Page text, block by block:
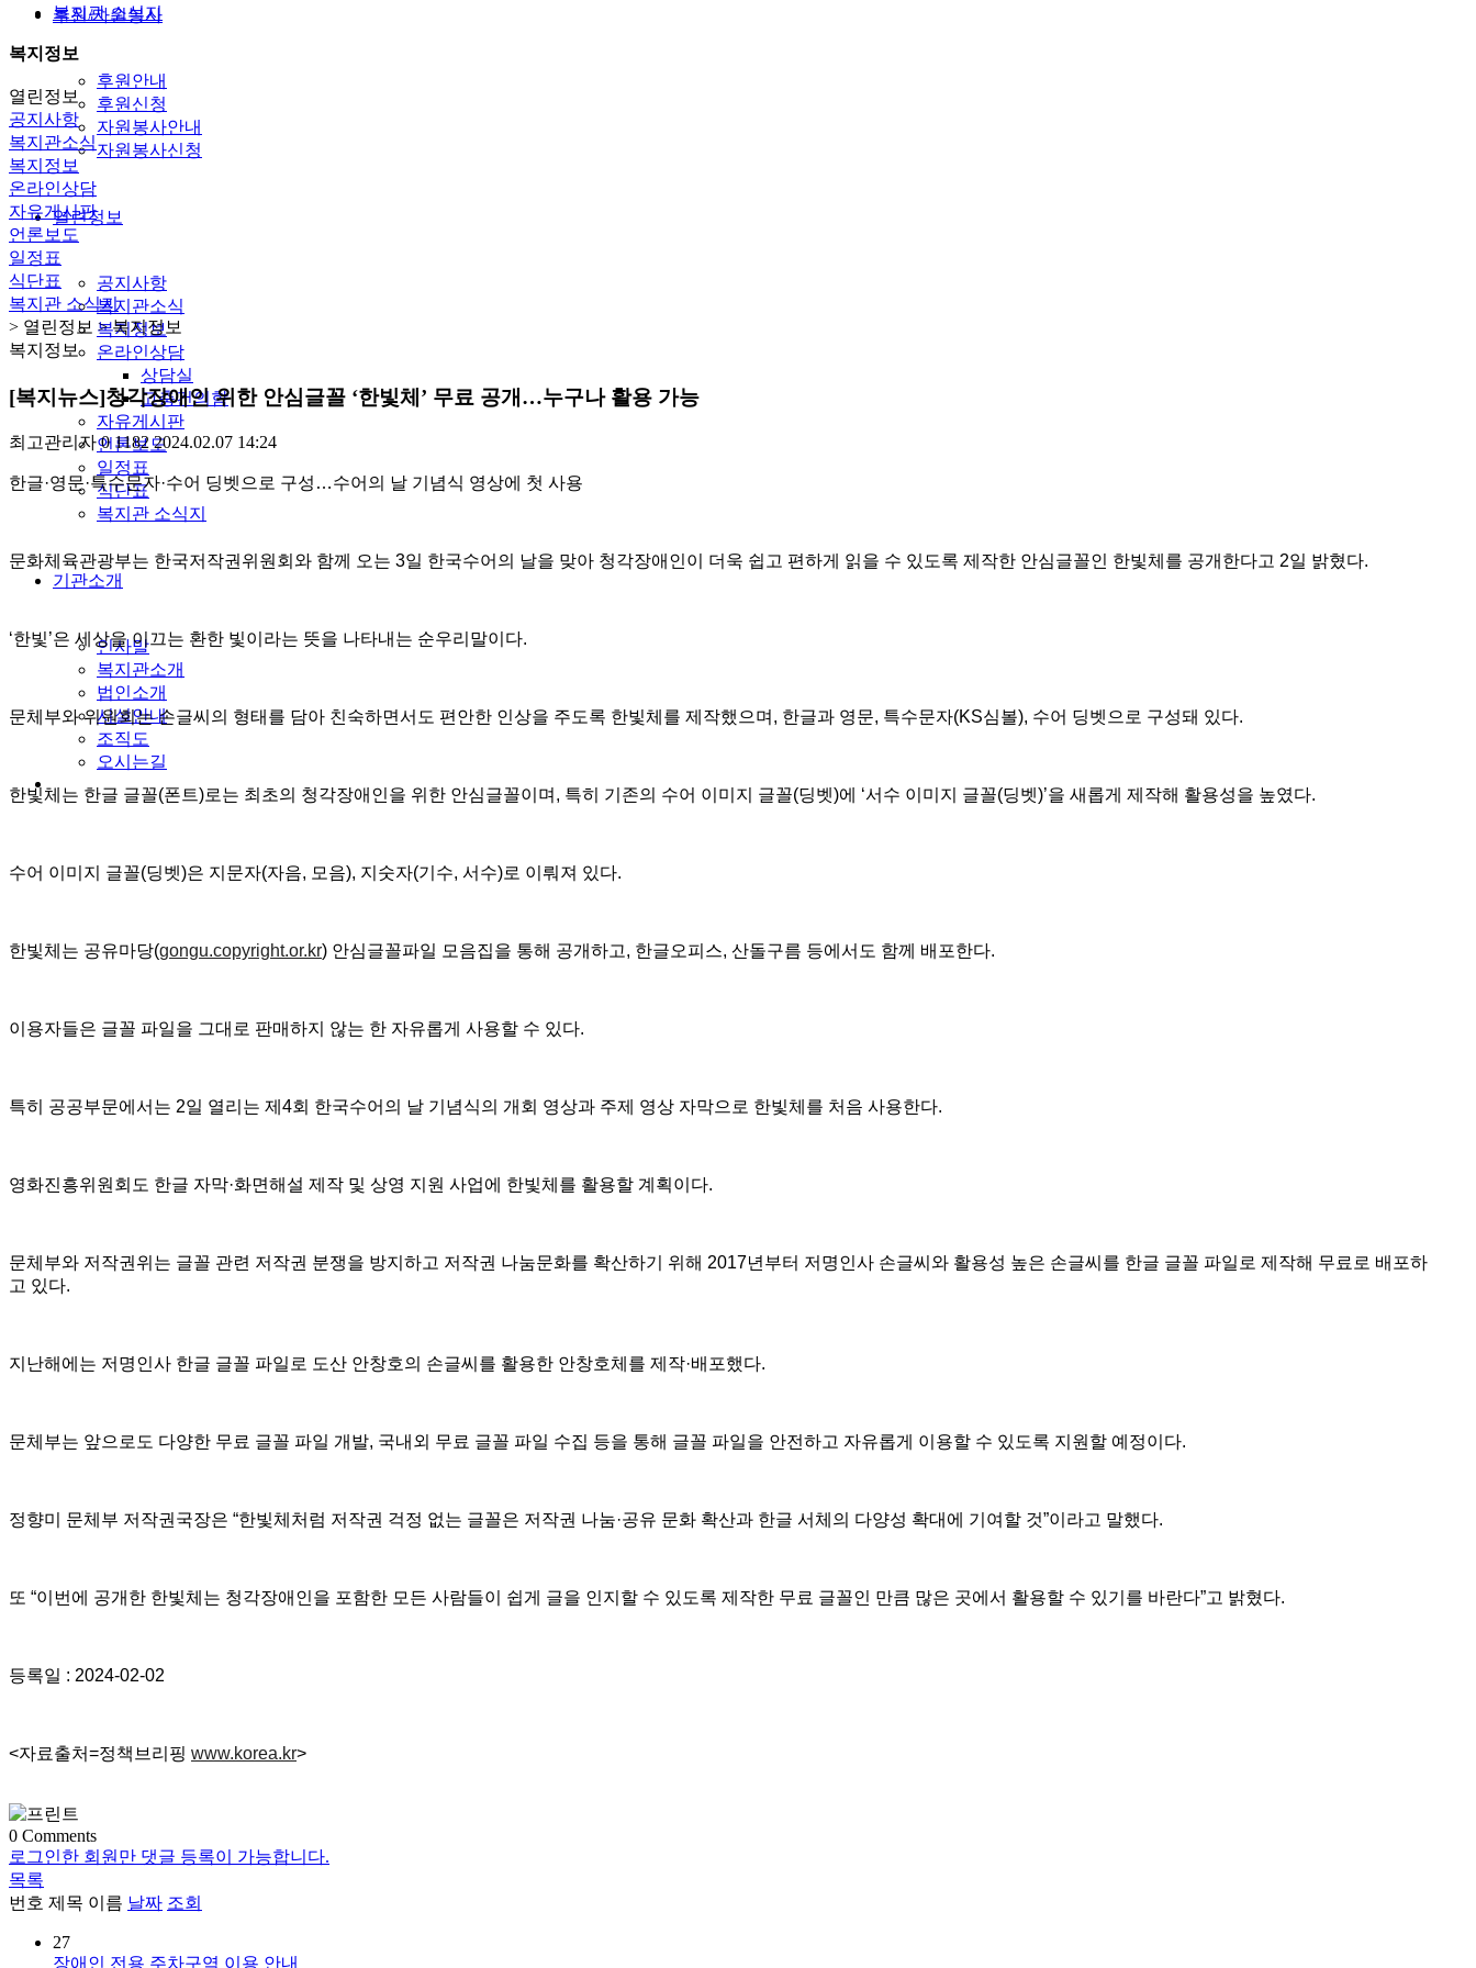
후원/자원봉사
후원안내
후원신청
자원봉사안내
자원봉사신청
열린정보
공지사항
복지관소식
복지정보
온라인상담
상담실
고충건의함
자유게시판
언론보도
일정표
식단표
복지관 소식지
기관소개
인사말
복지관소개
법인소개
시설안내
조직도
오시는길
복지관 소식지
복지정보
열린정보
공지사항
복지관소식
복지정보
온라인상담
자유게시판
언론보도
일정표
식단표
복지관 소식지
> 열린정보 > 복지정보
복지정보
[복지뉴스]청각장애인 위한 안심글꼴 ‘한빛체’ 무료 공개…누구나 활용 가능
최고관리자 011822024.02.07 14:24
한글·영문·특수문자·수어 딩벳으로 구성…수어의 날 기념식 영상에 첫 사용
문화체육관광부는 한국저작권위원회와 함께 오는 3일 한국수어의 날을 맞아 청각장애인이 더욱 쉽고 편하게 읽을 수 있도록 제작한 안심글꼴인 한빛체를 공개한다고 2일 밝혔다.
‘한빛’은 세상을 이끄는 환한 빛이라는 뜻을 나타내는 순우리말이다.
문체부와 위원회는 손글씨의 형태를 담아 친숙하면서도 편안한 인상을 주도록 한빛체를 제작했으며, 한글과 영문, 특수문자(KS심볼), 수어 딩벳으로 구성돼 있다.
한빛체는 한글 글꼴(폰트)로는 최초의 청각장애인을 위한 안심글꼴이며, 특히 기존의 수어 이미지 글꼴(딩벳)에 ‘서수 이미지 글꼴(딩벳)’을 새롭게 제작해 활용성을 높였다.
수어 이미지 글꼴(딩벳)은 지문자(자음, 모음), 지숫자(기수, 서수)로 이뤄져 있다.
한빛체는 공유마당(gongu.copyright.or.kr) 안심글꼴파일 모음집을 통해 공개하고, 한글오피스, 산돌구름 등에서도 함께 배포한다.
이용자들은 글꼴 파일을 그대로 판매하지 않는 한 자유롭게 사용할 수 있다.
특히 공공부문에서는 2일 열리는 제4회 한국수어의 날 기념식의 개회 영상과 주제 영상 자막으로 한빛체를 처음 사용한다.
영화진흥위원회도 한글 자막·화면해설 제작 및 상영 지원 사업에 한빛체를 활용할 계획이다.
문체부와 저작권위는 글꼴 관련 저작권 분쟁을 방지하고 저작권 나눔문화를 확산하기 위해 2017년부터 저명인사 손글씨와 활용성 높은 손글씨를 한글 글꼴 파일로 제작해 무료로 배포하
고 있다.
지난해에는 저명인사 한글 글꼴 파일로 도산 안창호의 손글씨를 활용한 안창호체를 제작·배포했다.
문체부는 앞으로도 다양한 무료 글꼴 파일 개발, 국내외 무료 글꼴 파일 수집 등을 통해 글꼴 파일을 안전하고 자유롭게 이용할 수 있도록 지원할 예정이다.
정향미 문체부 저작권국장은 “한빛체처럼 저작권 걱정 없는 글꼴은 저작권 나눔·공유 문화 확산과 한글 서체의 다양성 확대에 기여할 것”이라고 말했다.
또 “이번에 공개한 한빛체는 청각장애인을 포함한 모든 사람들이 쉽게 글을 인지할 수 있도록 제작한 무료 글꼴인 만큼 많은 곳에서 활용할 수 있기를 바란다”고 밝혔다.
등록일 : 2024-02-02
<자료출처=정책브리핑 www.korea.kr>
0 Comments
로그인한 회원만 댓글 등록이 가능합니다.
목록
번호 제목 이름 날짜 조회
27
장애인 전용 주차구역 이용 안내